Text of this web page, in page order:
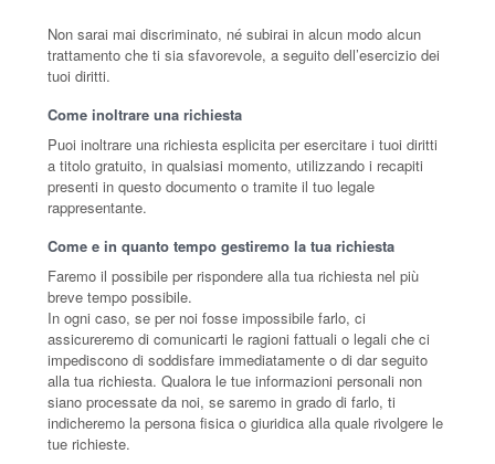
Non sarai mai discriminato, né subirai in alcun modo alcun
trattamento che ti sia sfavorevole, a seguito dell’esercizio dei
tuoi diritti.
Come inoltrare una richiesta
Puoi inoltrare una richiesta esplicita per esercitare i tuoi diritti
a titolo gratuito, in qualsiasi momento, utilizzando i recapiti
presenti in questo documento o tramite il tuo legale
rappresentante.
Come e in quanto tempo gestiremo la tua richiesta
Faremo il possibile per rispondere alla tua richiesta nel più
breve tempo possibile.
In ogni caso, se per noi fosse impossibile farlo, ci
assicureremo di comunicarti le ragioni fattuali o legali che ci
impediscono di soddisfare immediatamente o di dar seguito
alla tua richiesta. Qualora le tue informazioni personali non
siano processate da noi, se saremo in grado di farlo, ti
indicheremo la persona fisica o giuridica alla quale rivolgere le
tue richieste.